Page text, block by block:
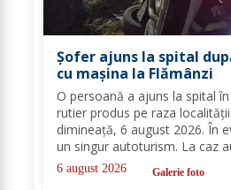
Șofer ajuns la spital
cu mașina la Flămânzi
O persoană a ajuns la spital
rutier produs pe raza
dimineață, 6 august 2026. În
un singur autoturism. La caz
timp, pompierii din cadrul
cu o autospecială de stingere
6 august 2026 Galerie foto